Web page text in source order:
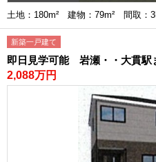
土地：180m² 建物：79m² 間取：
新築一戸建て
即日見学可能 岩瀬・・大貫駅
2,088万円